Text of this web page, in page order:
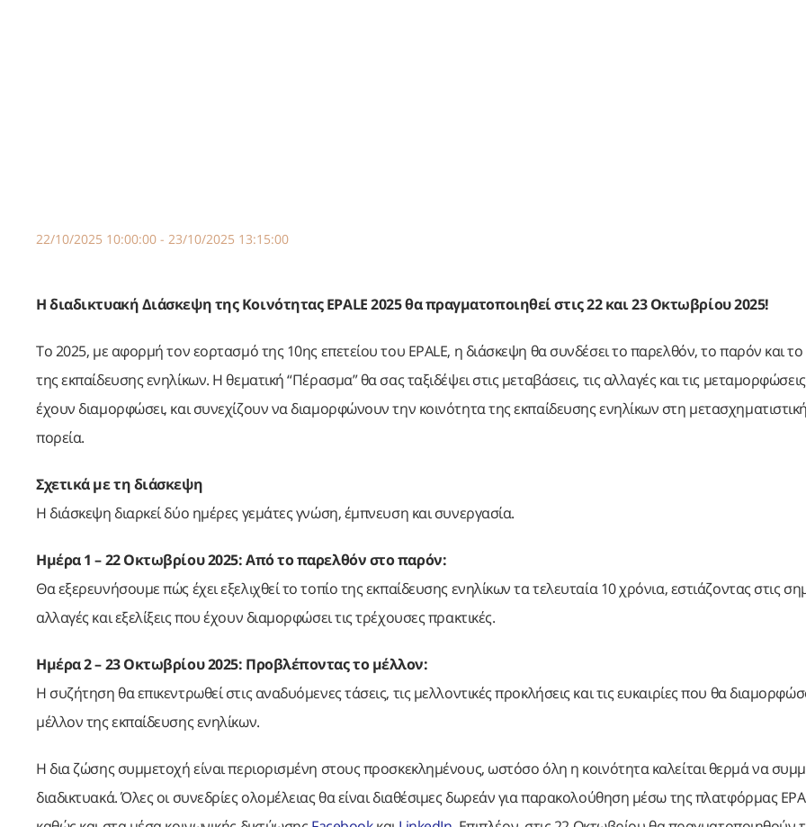
22/10/2025 10:00:00 - 23/10/2025 13:15:00
Η διαδικτυακή Διάσκεψη της Κοινότητας EPALE 2025θα πραγματοποιηθείστις 22 και 23 Οκτωβρίου 2025!
Το 2025, με αφορμή τον εορτασμό της 10ης επετείου του EPALE, η διάσκεψη θα συνδέσει το παρελθόν, το παρόν και
της εκπαίδευσης ενηλίκων. Η θεματική “Πέρασμα” θα σας ταξιδέψει στις μεταβάσεις, τις αλλαγές και τις
έχουν διαμορφώσει, και συνεχίζουν να διαμορφώνουν την κοινότητα της εκπαίδευσης ενηλίκων στη
πορεία.
Σχετικά με τη διάσκεψη
Η διάσκεψη διαρκεί δύο ημέρες γεμάτες γνώση, έμπνευση και συνεργασία.
Ημέρα 1 – 22 Οκτωβρίου 2025: Από το παρελθόν στο παρόν:
Θα εξερευνήσουμε πώς έχει εξελιχθεί το τοπίο της εκπαίδευσης ενηλίκων τα τελευταία 10 χρόνια, εστιάζοντας στις
αλλαγές και εξελίξεις που έχουν διαμορφώσει τις τρέχουσες πρακτικές.
Ημέρα 2 – 23 Οκτωβρίου 2025: Προβλέποντας το μέλλον:
Η συζήτηση θα επικεντρωθεί στις αναδυόμενες τάσεις, τις μελλοντικές προκλήσεις και τις ευκαιρίες που θα
μέλλον της εκπαίδευσης ενηλίκων.
Η δια ζώσης συμμετοχή είναι περιορισμένη στους προσκεκλημένους, ωστόσο όλη η κοινότητα καλείται θερμά να
διαδικτυακά. Όλες οι συνεδρίες ολομέλειας θα είναι διαθέσιμες δωρεάν για παρακολούθηση μέσω της πλατφόρμας